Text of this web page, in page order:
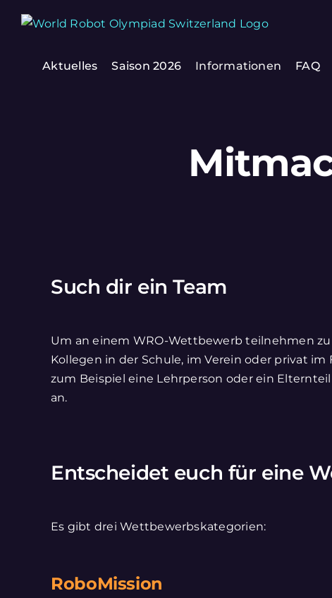
Inhalt
Aktuelles
Saison 2026 Informationen FAQ
Such dir ein Team
Um an einem WRO-Wettbewerb teilnehmen
Kollegen in der Schule, im Verein oder privat
zum Beispiel eine Lehrperson oder ein
an.
Entscheidet euch für eine
Es gibt drei Wettbewerbskategorien:
RoboMission